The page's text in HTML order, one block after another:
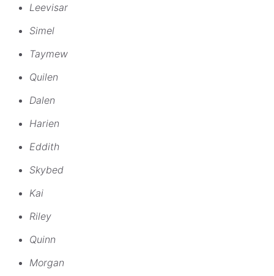
Leevisar
Simel
Taymew
Quilen
Dalen
Harien
Eddith
Skybed
Kai
Riley
Quinn
Morgan